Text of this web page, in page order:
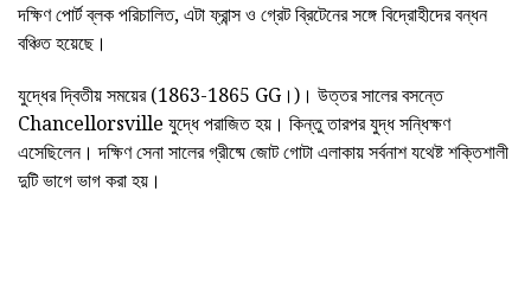
দক্ষিণ পোর্ট ব্লক পরিচালিত, এটা ফ্রান্স ও গ্রেট ব্রিটেনের সঙ্গে বিদ্রোহীদের বন্ধন
বঞ্চিত হয়েছে।
যুদ্ধের দ্বিতীয় সময়ের (1863-1865 GG।)। উত্তর সালের বসন্তে
Chancellorsville যুদ্ধে পরাজিত হয়। কিন্তু তারপর যুদ্ধ সন্ধিক্ষণ
এসেছিলেন। দক্ষিণ সেনা সালের গ্রীষ্মে জোট গোটা এলাকায় সর্বনাশ যথেষ্ট শক্তিশালী
দুটি ভাগে ভাগ করা হয়।